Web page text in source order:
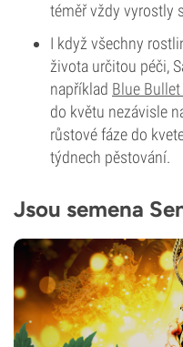
téměř vždy vyrostly
I když všechny
života určitou péči,
například Blue
do květu nezávisle
růstové fáze do
týdnech pěstování.
Jsou semena